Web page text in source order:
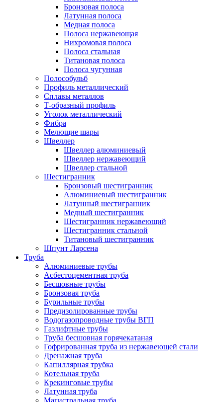
Бронзовая полоса
Латунная полоса
Медная полоса
Полоса нержавеющая
Нихромовая полоса
Полоса стальная
Титановая полоса
Полоса чугунная
Полособульб
Профиль металлический
Сплавы металлов
Т-образный профиль
Уголок металлический
Фибра
Мелющие шары
Швеллер
Швеллер алюминиевый
Швеллер нержавеющий
Швеллер стальной
Шестигранник
Бронзовый шестигранник
Алюминиевый шестигранник
Латунный шестигранник
Медный шестигранник
Шестигранник нержавеющий
Шестигранник стальной
Титановый шестигранник
Шпунт Ларсена
Труба
Алюминиевые трубы
Асбестоцементная труба
Бесшовные трубы
Бронзовая труба
Бурильные трубы
Предизолированные трубы
Водогазопроводные трубы ВГП
Газлифтные трубы
Труба бесшовная горячекатаная
Гофрированная труба из нержавеющей стали
Дренажная труба
Капиллярная трубка
Котельная труба
Крекинговые трубы
Латунная труба
Магистральная труба